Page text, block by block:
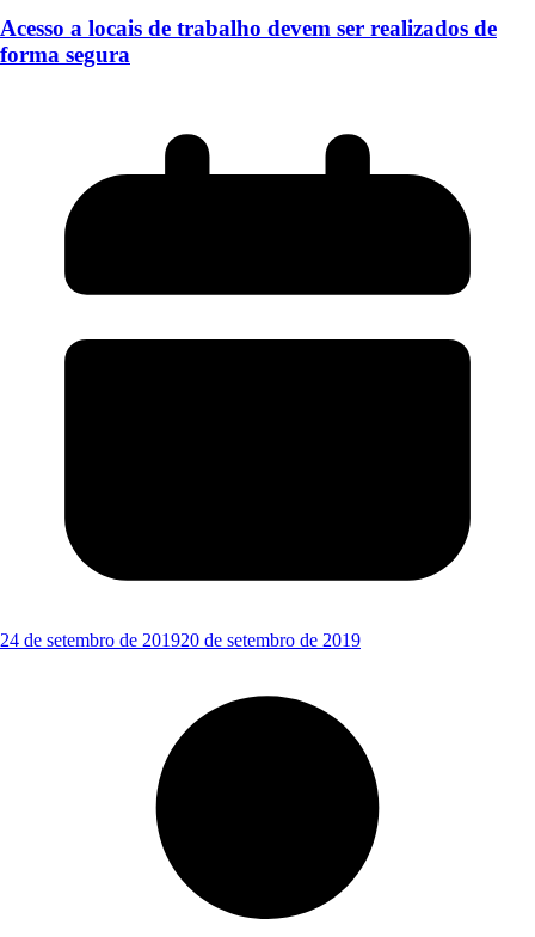
Acesso a locais de trabalho devem ser realizados de
forma segura
24 de setembro de 201920 de setembro de 2019